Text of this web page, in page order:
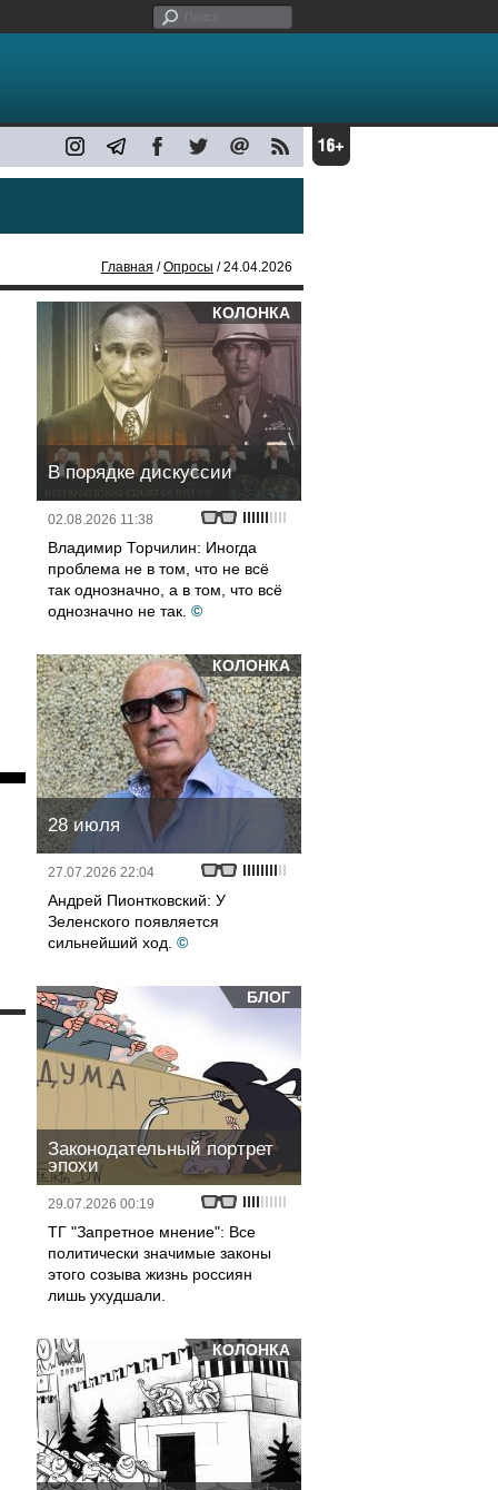
Главная /Опросы / 24.04.2026
КОЛОНКА
В порядке дискуссии
02.08.2026 11:38
Владимир Торчилин: Иногда
проблема не в том, что не всё
так однозначно, а в том, что всё
однозначно не так. ©
КОЛОНКА
28 июля
27.07.2026 22:04
Андрей Пионтковский: У
Зеленского появляется
сильнейший ход. ©
БЛОГ
Законодательный портрет
эпохи
29.07.2026 00:19
ТГ "Запретное мнение": Все
политически значимые законы
этого созыва жизнь россиян
лишь ухудшали.
КОЛОНКА